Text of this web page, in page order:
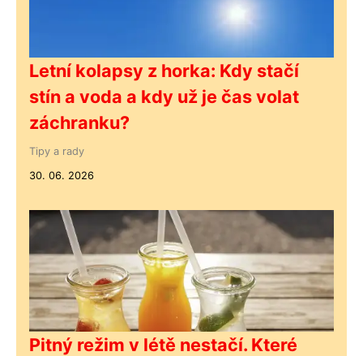
Letní kolapsy z horka: Kdy stačí
stín a voda a kdy už je čas volat
záchranku?
Tipy a rady
30. 06. 2026
Pitný režim v létě nestačí. Které